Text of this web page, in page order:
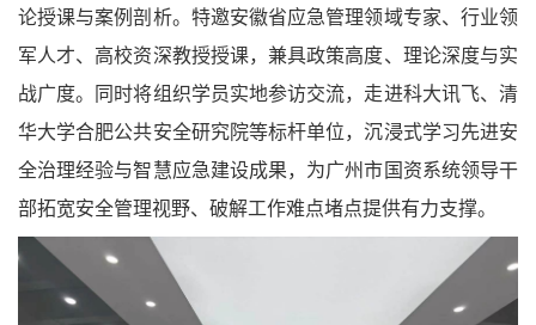
论授课与案例剖析。特邀安徽省应急管理领域专家、行业领
军人才、高校资深教授授课，兼具政策高度、理论深度与实
战广度。同时将组织学员实地参访交流，走进科大讯飞、清
华大学合肥公共安全研究院等标杆单位，沉浸式学习先进安
全治理经验与智慧应急建设成果，为广州市国资系统领导干
部拓宽安全管理视野、破解工作难点堵点提供有力支撑。